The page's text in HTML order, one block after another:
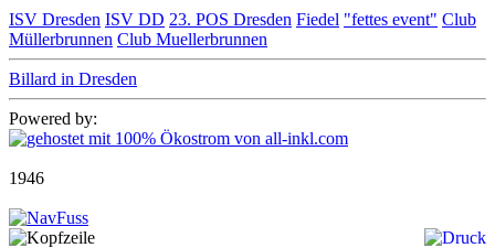
ISV Dresden ISV DD 23. POS Dresden Fiedel "fettes event" Club
Müllerbrunnen Club Muellerbrunnen
Billard in Dresden
Powered by:
1946